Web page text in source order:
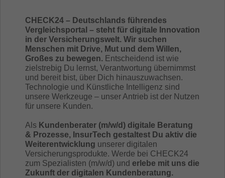
CHECK24 – Deutschlands führendes
Vergleichsportal – steht für digitale Innovation
in der Versicherungswelt. Wir suchen
Menschen mit Drive, Mut und dem Willen,
Großes zu bewegen. Entscheidend ist wie
zielstrebig Du lernst, Verantwortung übernimmst
und bereit bist, über Dich hinauszuwachsen.
Technologie und Künstliche Intelligenz sind
unsere Werkzeuge – unser Antrieb ist der Nutzen
für unsere Kunden.
Als Kundenberater (m/w/d) digitale Beratung
& Prozesse, InsurTech gestaltest Du aktiv die
Weiterentwicklung unserer digitalen
Versicherungsprodukte. Werde bei CHECK24
zum Spezialisten (m/w/d) und erlebe mit uns die
Zukunft der digitalen Kundenberatung.